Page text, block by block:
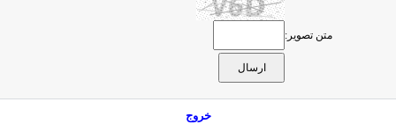
متن تصویر:
خروج